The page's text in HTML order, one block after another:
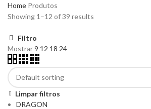
Home Produtos
Showing 1–12 of 39 results
Filtro
Mostrar9 12 18 24
Limpar filtros
DRAGON